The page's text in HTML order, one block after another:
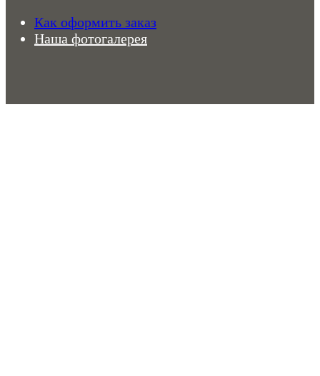
Как оформить заказ
Наша фотогалерея